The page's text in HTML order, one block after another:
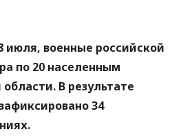
июля, военные российской
по 20 населенным
В результате
34